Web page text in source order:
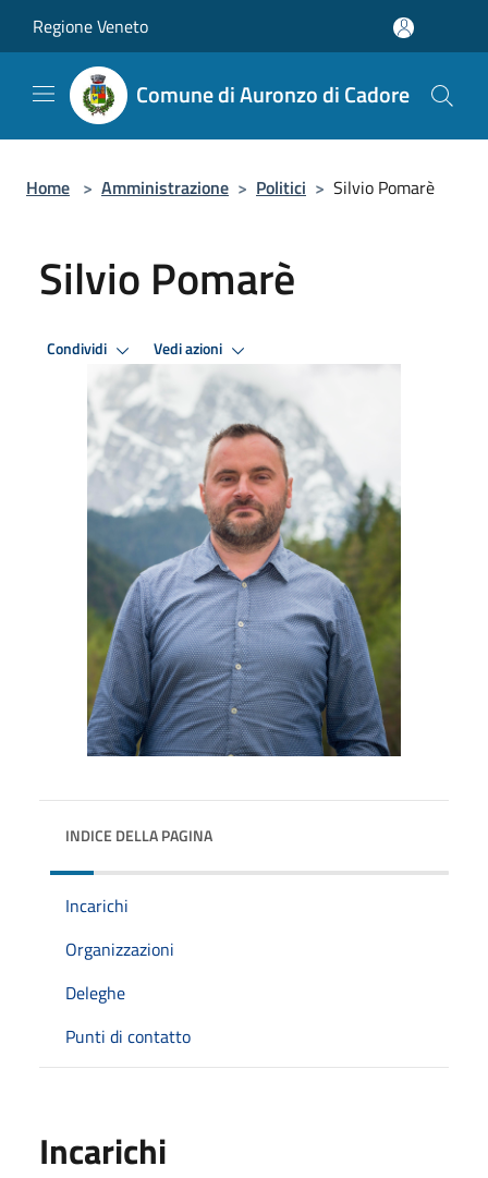
Regione Veneto
Comune di Auronzo di Cadore
Home > Amministrazione > Politici > Silvio Pomarè
Silvio Pomarè
Condividi Vedi azioni
INDICE DELLA PAGINA
Incarichi
Organizzazioni
Deleghe
Punti di contatto
Incarichi